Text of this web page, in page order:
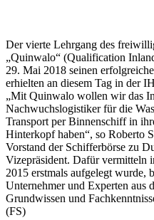
Der vierte Lehrgang des
„Quinwalo“ (Qualification
29. Mai 2018 seinen
erhielten an diesem Tag in der
„Mit Quinwalo wollen wir das
Nachwuchslogistiker für die
Transport per Binnenschiff in
Hinterkopf haben“, so Roberto
Vorstand der Schifferbörse zu
Vizepräsident. Dafür vermitteln
2015 erstmals aufgelegt wurde,
Unternehmer und Experten aus
Grundwissen und
(FS)